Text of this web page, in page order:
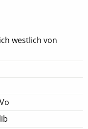
westlich von